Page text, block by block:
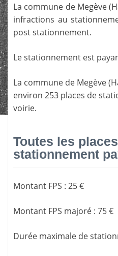
La commune de Megève(
infractions au
post stationnement.
Le stationnement est
La commune de Megève(
environ 253 places de
voirie.
Toutes les
stationnement
Montant FPS : 25 €
Montant FPS majoré : 75 €
Durée maximale de